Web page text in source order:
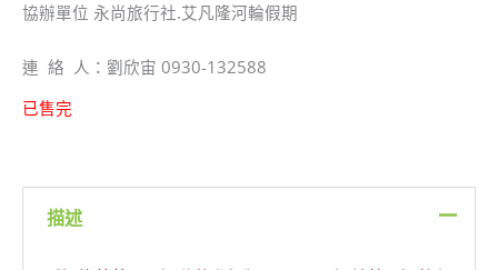
協辦單位 永尚旅行社.艾凡隆河輪假期
連 絡 人：劉欣宙 0930-132588
已售完
描述